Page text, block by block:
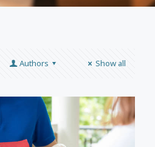
Authors Show all